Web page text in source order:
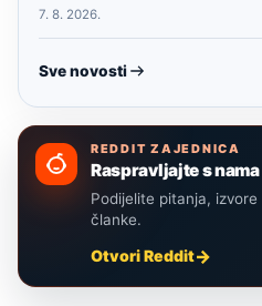
7. 8. 2026.
Sve novosti
REDDIT ZAJEDNICA
Raspravljajte s
Podijelite pitanja,
članke.
Otvori Reddit